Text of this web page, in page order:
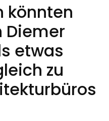
könnten
Diemer
etwas
zu